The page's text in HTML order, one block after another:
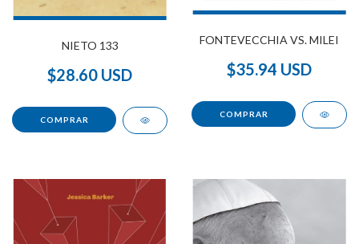
NIETO 133
$28.60 USD
FONTEVECCHIA VS. MILEI
$35.94 USD